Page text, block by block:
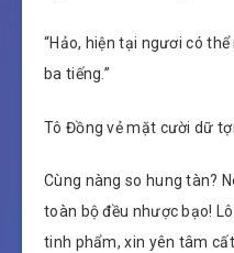
“Hảo, hiện tại ngươi có
ba tiếng.”
Tô Đồng vẻ mặt cười dữ
Cùng nàng so hung tàn?
toàn bộ đều nhược bạo!
tinh phẩm, xin yên tâm